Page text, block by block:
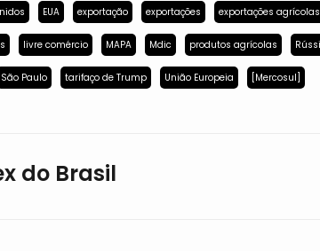
EUA exportação exportações exportações agrícolas
livre comércio MAPA Mdic produtos agrícolas
São Paulo tarifaço de Trump União Europeia [Mercosul]
do Brasil